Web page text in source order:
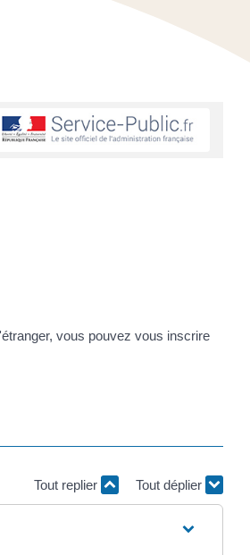
vous pouvez vous inscrire
Tout replier Tout déplier